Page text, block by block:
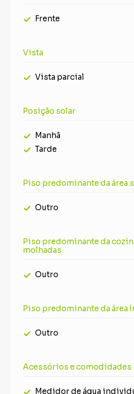
Frente
Vista
Vista parcial
Posição solar
Manhã
Tarde
Piso predominante da área
Outro
Piso predominante da
molhadas
Outro
Piso predominante da área
Outro
Acessórios e comodidades
Medidor de água